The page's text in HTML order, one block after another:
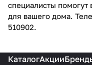
специалисты помогут
для вашего дома.
510902.
КаталогАкции